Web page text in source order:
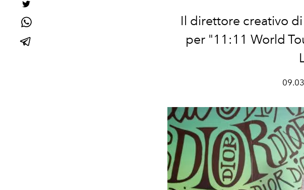
Il direttore creativo
per "11:11 World